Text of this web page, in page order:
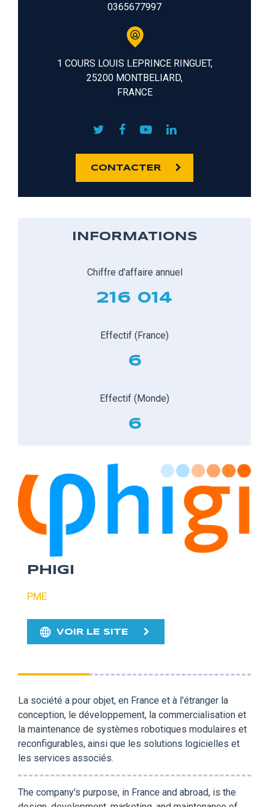
0365677997
1 COURS LOUIS LEPRINCE RINGUET,
25200 MONTBELIARD,
FRANCE
CONTACTER
INFORMATIONS
Chiffre d'affaire annuel
216 014
Effectif (France)
6
Effectif (Monde)
6
PHIGI
PME
VOIR LE SITE
La société a pour objet, en France et à l'étranger la
conception, le développement, la commercialisation et
la maintenance de systèmes robotiques modulaires et
reconfigurables, ainsi que les solutions logicielles et
les services associés.
The company's purpose, in France and abroad, is the